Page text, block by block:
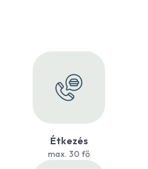
Étkezés
max. 30 fő